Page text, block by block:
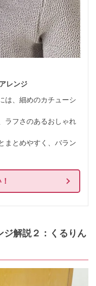
レンジ
は、細めのカチューシ
ラフさのあるおしゃれ
まとめやすく、バラン
ジ解説２：くるりん